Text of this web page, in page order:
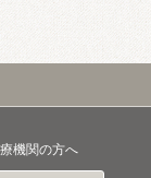
機関の方へ